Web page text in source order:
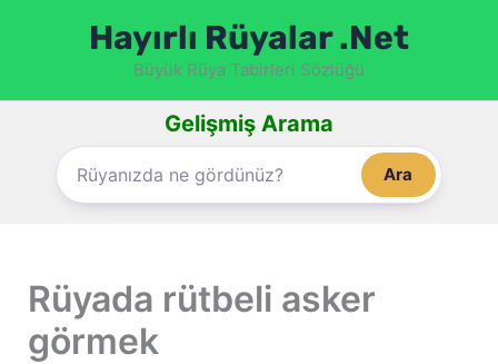
Hayırlı Rüyalar .Net
Büyük Rüya Tabirleri Sözlüğü
Gelişmiş Arama
Ara
Rüyada rütbeli asker
görmek